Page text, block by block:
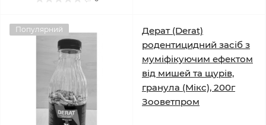
Популярний
Дерат (Derat)
родентицидний засіб з
муміфікуючим ефектом
від мишей та щурів,
гранула (Мікс), 200г
Зооветпром